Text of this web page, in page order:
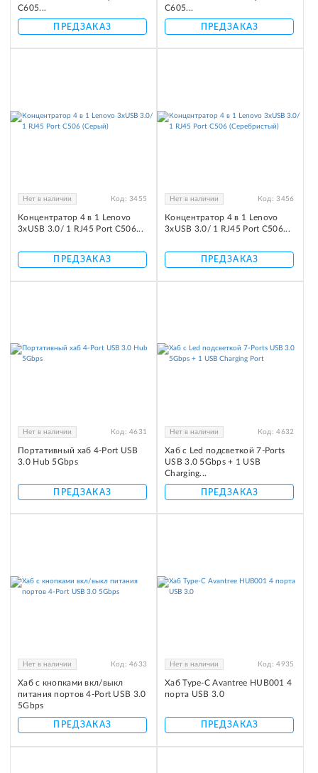
C605...
ПРЕДЗАКАЗ
C605...
ПРЕДЗАКАЗ
Нет в наличии Код: 3455
Концентратор 4 в 1 Lenovo
3xUSB 3.0/ 1 RJ45 Port C506...
ПРЕДЗАКАЗ
Нет в наличии Код: 3456
Концентратор 4 в 1 Lenovo
3xUSB 3.0/ 1 RJ45 Port C506...
ПРЕДЗАКАЗ
Нет в наличии Код: 4631
Портативный хаб 4-Port USB
3.0 Hub 5Gbps
ПРЕДЗАКАЗ
Нет в наличии Код: 4632
Хаб с Led подсветкой 7-Ports
USB 3.0 5Gbps + 1 USB
Charging...
ПРЕДЗАКАЗ
Нет в наличии Код: 4633
Хаб с кнопками вкл/выкл
питания портов 4-Port USB 3.0
5Gbps
ПРЕДЗАКАЗ
Нет в наличии Код: 4935
Хаб Type-C Avantree HUB001 4
порта USB 3.0
ПРЕДЗАКАЗ